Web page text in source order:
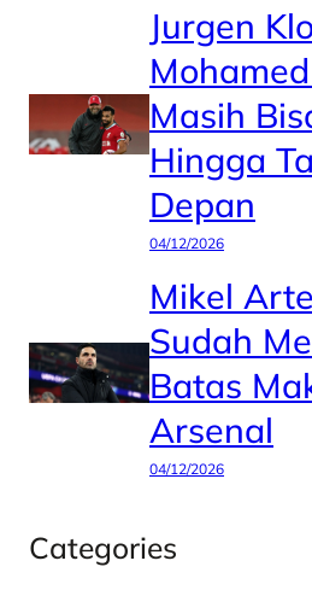
Jurgen
Masih
Hingga
Depan
04/12/2026
Mikel
Sudah
Batas
Arsenal
04/12/2026
Categories